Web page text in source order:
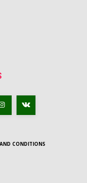
CONDITIONS